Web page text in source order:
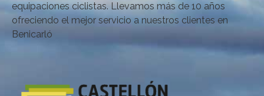
equipaciones ciclistas. Llevamos más de 10 años
ofreciendo el mejor servicio a nuestros clientes en
Benicarló